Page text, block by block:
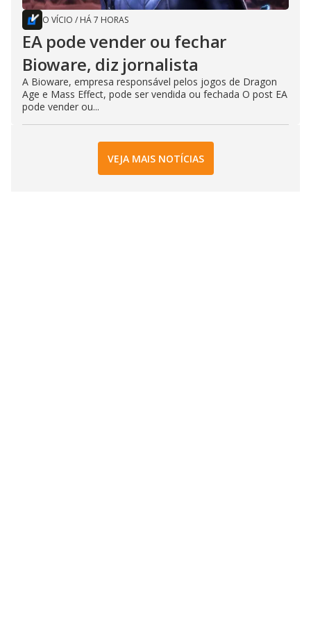
O VÍCIO / HÁ 7 HORAS
EA pode vender ou fechar
Bioware, diz jornalista
A Bioware, empresa responsável pelos jogos de Dragon
Age e Mass Effect, pode ser vendida ou fechada O post EA
pode vender ou...
VEJA MAIS NOTÍCIAS